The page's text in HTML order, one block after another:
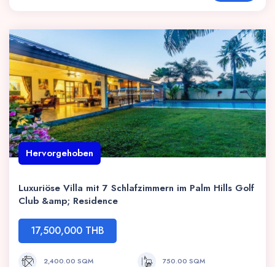
Hervorgehoben
Luxuriöse Villa mit 7 Schlafzimmern im Palm Hills Golf
Club &amp; Residence
17,500,000 THB
2,400.00 SQM 750.00 SQM